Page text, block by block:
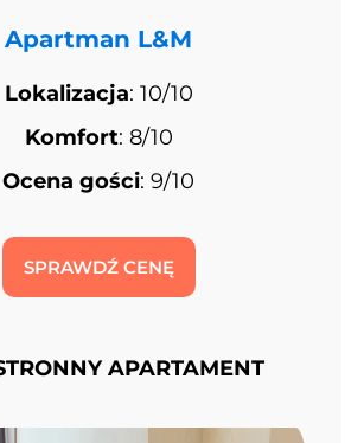
Apartman L&M
Lokalizacja: 10/10
Komfort: 8/10
Ocena gości: 9/10
SPRAWDŹ CENĘ
APARTAMENT